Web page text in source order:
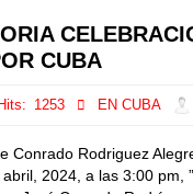
CUBA
Hits: 1253 EN CUBA
Conrado Rodriguez
2024, a las 3:00 pm,